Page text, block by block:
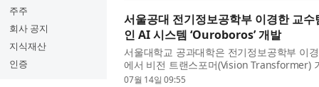
주주
회사 공지
지식재산
인증
서울공대 전기정보공학부 이경한 교
인 AI 시스템 ‘Ouroboros’ 개발
서울대학교 공과대학은 전기정보공학부 이
에서 비전 트랜스포머(Vision Transformer)
행하는 인공지능 시스템 ‘우로보로스
07월 14일 09:55